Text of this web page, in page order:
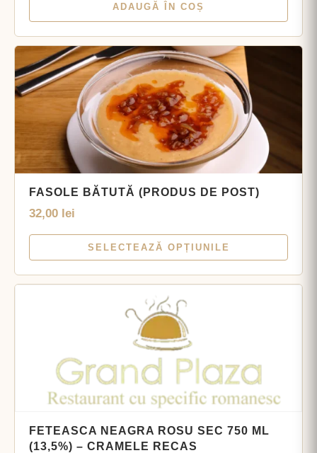
ADAUGĂ ÎN COȘ
FASOLE BĂTUTĂ (PRODUS DE POST)
32,00 lei
SELECTEAZĂ OPȚIUNILE
FETEASCA NEAGRA ROSU SEC 750 ML
(13,5%) – CRAMELE RECAS